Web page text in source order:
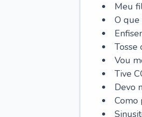
Meu
O que
Tosse
Vou
Tive
Devo
Como